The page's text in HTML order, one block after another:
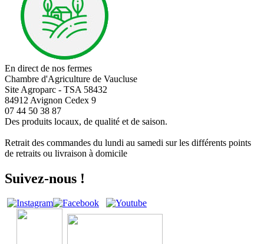
En direct de nos fermes
Chambre d'Agriculture de Vaucluse
Site Agroparc - TSA 58432
84912 Avignon Cedex 9
07 44 50 38 87
Des produits locaux, de qualité et de saison.
Retrait des commandes du lundi au samedi sur les différents points
de retraits ou livraison à domicile
Suivez-nous !